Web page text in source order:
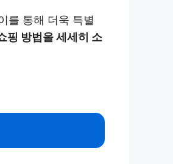
를 통해 더욱 특별
핑 방법을 세세히 소